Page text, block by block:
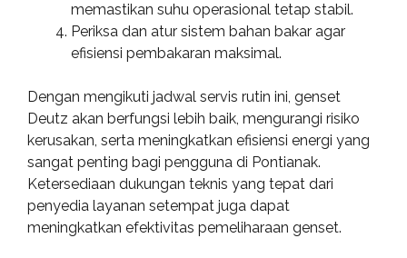
memastikan suhu operasional tetap stabil.
Periksa dan atur sistem bahan bakar agar
efisiensi pembakaran maksimal.
Dengan mengikuti jadwal servis rutin ini, genset
Deutz akan berfungsi lebih baik, mengurangi risiko
kerusakan, serta meningkatkan efisiensi energi yang
sangat penting bagi pengguna di Pontianak.
Ketersediaan dukungan teknis yang tepat dari
penyedia layanan setempat juga dapat
meningkatkan efektivitas pemeliharaan genset.